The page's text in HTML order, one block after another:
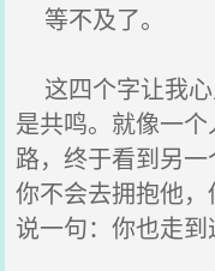
等不及了。
这四个字让我
是共鸣。就像一
路，终于看到另一
你不会去拥抱他
说一句：你也走到